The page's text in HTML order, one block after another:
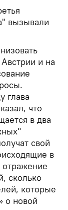
вызывали
и на
глава
что
в два
свой
в
отражение
сколько
которые
о новой